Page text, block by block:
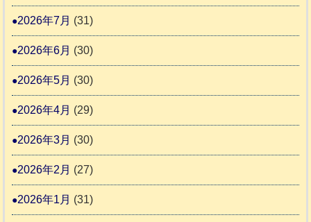
さ
記
4
ト
預
支
ま
2026年7月 (31)
2026年6月 (30)
2026年5月 (30)
2026年4月 (29)
2026年3月 (30)
2026年2月 (27)
2026年1月 (31)